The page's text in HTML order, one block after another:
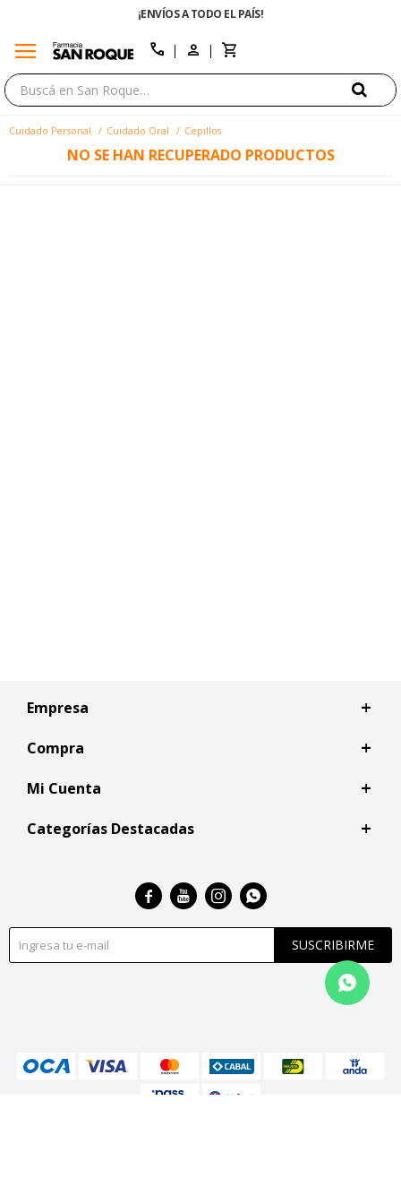
¡ENVÍOS A TODO EL PAÍS!
menu call
Cuidado Personal Cuidado Oral Cepillos
NO SE HAN RECUPERADO PRODUCTOS
Empresa
Compra
Mi Cuenta
Categorías Destacadas
SUSCRIBIRME
   
close